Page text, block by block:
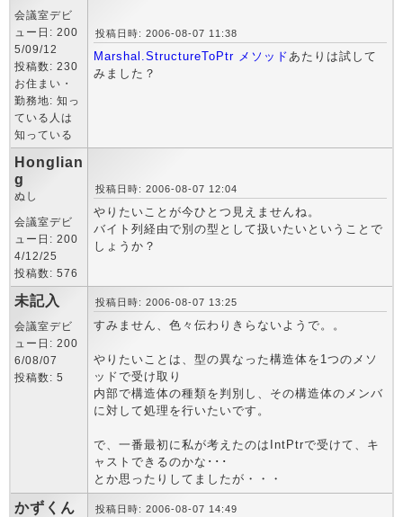
会議室デビ
ュー日: 200
5/09/12
投稿数: 230
お住まい・
勤務地: 知っ
ている人は
知っている
投稿日時: 2006-08-07 11:38
Marshal.StructureToPtr メソッドあたりは試して
みました？
Honglian
g
ぬし
会議室デビ
ュー日: 200
4/12/25
投稿数: 576
投稿日時: 2006-08-07 12:04
やりたいことが今ひとつ見えませんね。
バイト列経由で別の型として扱いたいということで
しょうか？
未記入
会議室デビ
ュー日: 200
6/08/07
投稿数: 5
投稿日時: 2006-08-07 13:25
すみません、色々伝わりきらないようで。。
やりたいことは、型の異なった構造体を1つのメソ
ッドで受け取り
内部で構造体の種類を判別し、その構造体のメンバ
に対して処理を行いたいです。
で、一番最初に私が考えたのはIntPtrで受けて、キ
ャストできるのかな･･･
とか思ったりしてましたが・・・
かずくん 投稿日時: 2006-08-07 14:49